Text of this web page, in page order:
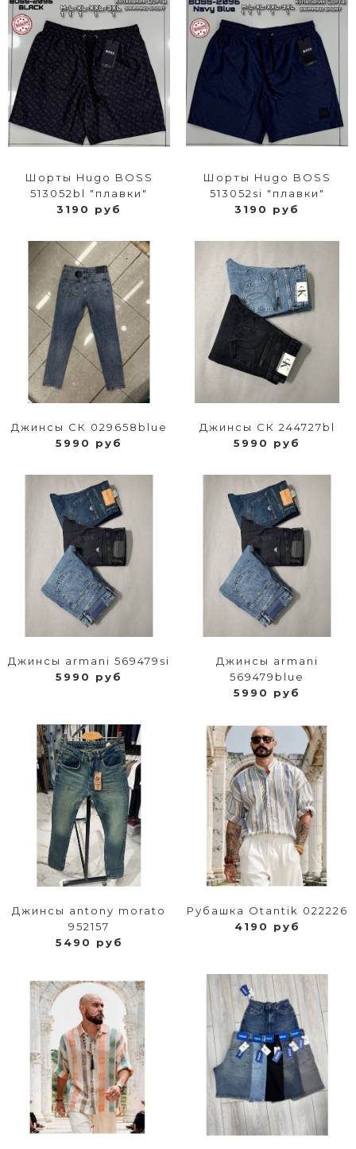
Шорты Hugo BOSS
513052bl "плавки"
3190 руб
Шорты Hugo BOSS
513052si "плавки"
3190 руб
Джинсы СК 029658blue
5990 руб
Джинсы СК 244727bl
5990 руб
Джинсы armani 569479si
5990 руб
Джинсы armani
569479blue
5990 руб
Джинсы antony morato
952157
5490 руб
Рубашка Otantik 022226
4190 руб